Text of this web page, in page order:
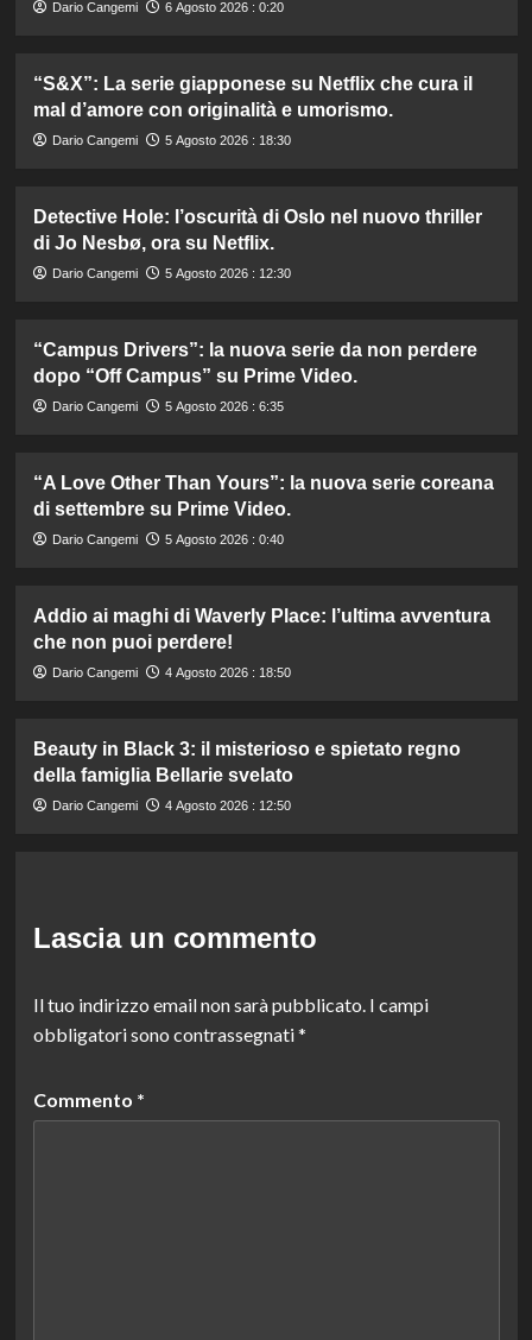
Dario Cangemi 6 Agosto 2026 : 0:20
“S&X”: La serie giapponese su Netflix che cura il
mal d’amore con originalità e umorismo.
Dario Cangemi 5 Agosto 2026 : 18:30
Detective Hole: l’oscurità di Oslo nel nuovo thriller
di Jo Nesbø, ora su Netflix.
Dario Cangemi 5 Agosto 2026 : 12:30
“Campus Drivers”: la nuova serie da non perdere
dopo “Off Campus” su Prime Video.
Dario Cangemi 5 Agosto 2026 : 6:35
“A Love Other Than Yours”: la nuova serie coreana
di settembre su Prime Video.
Dario Cangemi 5 Agosto 2026 : 0:40
Addio ai maghi di Waverly Place: l’ultima avventura
che non puoi perdere!
Dario Cangemi 4 Agosto 2026 : 18:50
Beauty in Black 3: il misterioso e spietato regno
della famiglia Bellarie svelato
Dario Cangemi 4 Agosto 2026 : 12:50
Lascia un commento
Il tuo indirizzo email non sarà pubblicato. I campi
obbligatori sono contrassegnati*
Commento *